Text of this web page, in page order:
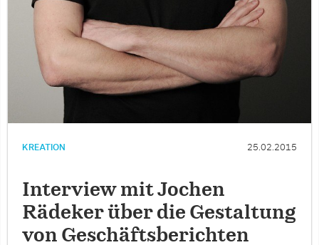
KREATION 25.02.2015
Interview mit Jochen
Rädeker über die Gestaltung
von Geschäftsberichten